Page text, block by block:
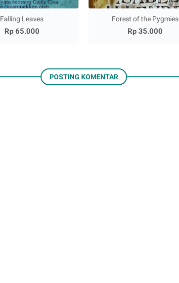
Falling Leaves
Rp 65.000
Forest of the Pygmies
Rp 35.000
POSTING KOMENTAR